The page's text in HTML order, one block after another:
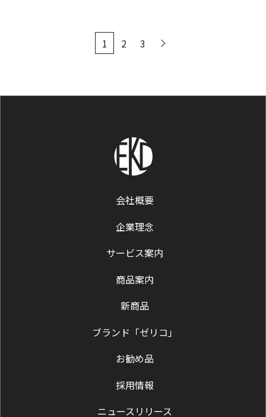
1 2 3
会社概要
企業理念
サービス案内
商品案内
新商品
ブランド「ゼリコ」
お勧め品
採用情報
ニュースリリース